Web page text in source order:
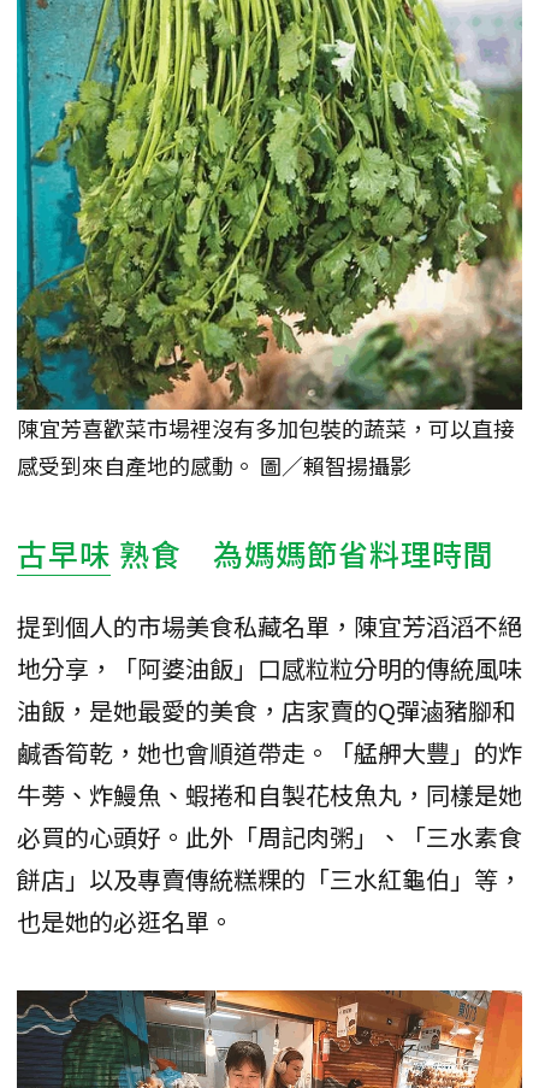
陳宜芳喜歡菜市場裡沒有多加包裝的蔬菜，可以直接
感受到來自產地的感動。 圖／賴智揚攝影
古早味 熟食 為媽媽節省料理時間
提到個人的市場美食私藏名單，陳宜芳滔滔不絕
地分享，「阿婆油飯」口感粒粒分明的傳統風味
油飯，是她最愛的美食，店家賣的Q彈滷豬腳和
鹹香筍乾，她也會順道帶走。「艋舺大豐」的炸
牛蒡、炸鰻魚、蝦捲和自製花枝魚丸，同樣是她
必買的心頭好。此外「周記肉粥」、「三水素食
餅店」以及專賣傳統糕粿的「三水紅龜伯」等，
也是她的必逛名單。